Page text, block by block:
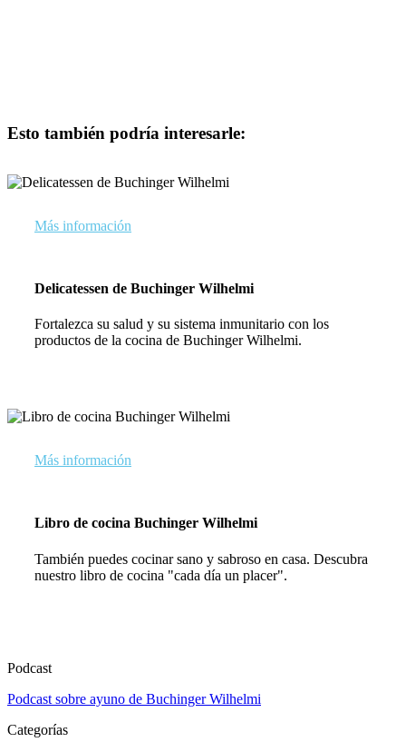
Esto también podría interesarle:
Más información
Delicatessen de Buchinger Wilhelmi
Fortalezca su salud y su sistema inmunitario con los
productos de la cocina de Buchinger Wilhelmi.
Más información
Libro de cocina Buchinger Wilhelmi
También puedes cocinar sano y sabroso en casa. Descubra
nuestro libro de cocina "cada día un placer".
Podcast
Podcast sobre ayuno de Buchinger Wilhelmi
Categorías